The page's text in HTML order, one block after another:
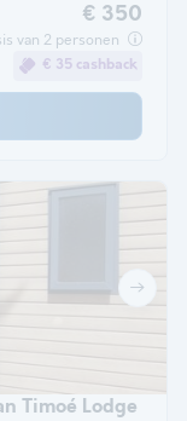
€ 350
van 2 personen
€ 35 cashback
Timoé Lodge